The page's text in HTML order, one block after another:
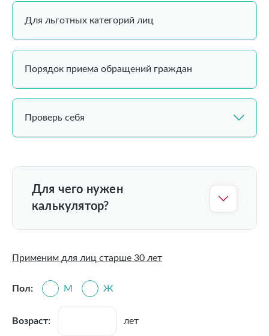
Для льготных категорий лиц
Порядок приема обращений граждан
Проверь себя
Для чего нужен
калькулятор?
Применим для лиц старше 30 лет
Пол: М Ж
Возраст: лет